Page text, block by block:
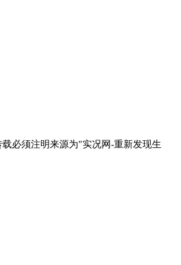
必须注明来源为"实况网-重新发现生